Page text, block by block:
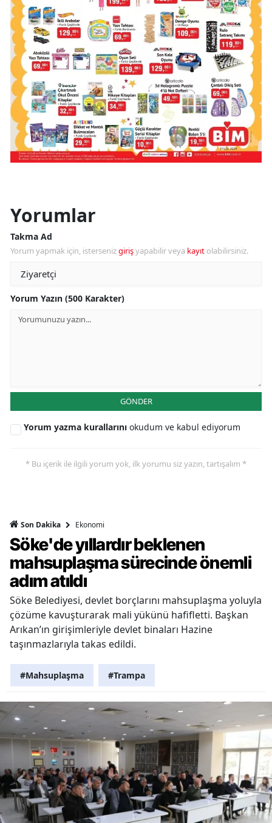
Yorumlar
Takma Ad
Yorum yapmak için, istersenizgirişyapabilir veya kayıt olabilirsiniz.
Yorum Yazın (500 Karakter)
GÖNDER
Yorum yazma kurallarını okudum ve kabul ediyorum
* Bu içerik ile ilgili yorum yok, ilk yorumu siz yazın, tartışalım *
Son Dakika Ekonomi
Söke'de yıllardır beklenen
mahsuplaşma sürecinde önemli
adım atıldı
Söke Belediyesi, devlet borçlarını mahsuplaşma yoluyla
çözüme kavuşturarak mali yükünü hafifletti. Başkan
Arıkan’ın girişimleriyle devlet binaları Hazine
taşınmazlarıyla takas edildi.
#Mahsuplaşma #Trampa